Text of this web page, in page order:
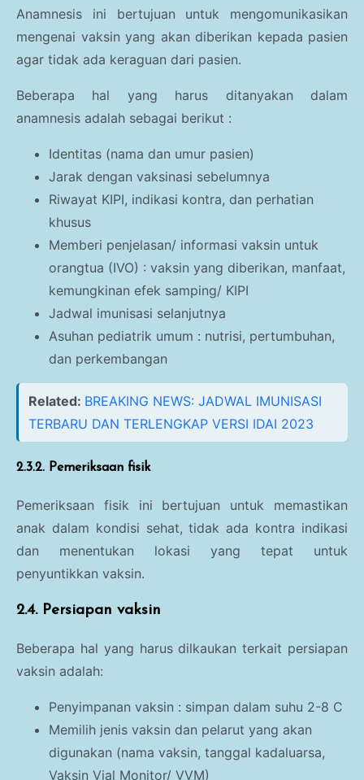
Anamnesis ini bertujuan untuk mengomunikasikan
mengenai vaksin yang akan diberikan kepada pasien
agar tidak ada keraguan dari pasien.
Beberapa hal yang harus ditanyakan dalam
anamnesis adalah sebagai berikut :
Identitas (nama dan umur pasien)
Jarak dengan vaksinasi sebelumnya
Riwayat KIPI, indikasi kontra, dan perhatian
khusus
Memberi penjelasan/ informasi vaksin untuk
orangtua (IVO) : vaksin yang diberikan, manfaat,
kemungkinan efek samping/ KIPI
Jadwal imunisasi selanjutnya
Asuhan pediatrik umum : nutrisi, pertumbuhan,
dan perkembangan
Related: BREAKING NEWS: JADWAL IMUNISASI
TERBARU DAN TERLENGKAP VERSI IDAI 2023
2.3.2. Pemeriksaan fisik
Pemeriksaan fisik ini bertujuan untuk memastikan
anak dalam kondisi sehat, tidak ada kontra indikasi
dan menentukan lokasi yang tepat untuk
penyuntikkan vaksin.
2.4. Persiapan vaksin
Beberapa hal yang harus dilkaukan terkait persiapan
vaksin adalah:
Penyimpanan vaksin : simpan dalam suhu 2-8 C
Memilih jenis vaksin dan pelarut yang akan
digunakan (nama vaksin, tanggal kadaluarsa,
Vaksin Vial Monitor/ VVM)